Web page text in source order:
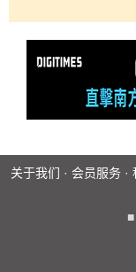
关于我们 · 会员服务 ·
■